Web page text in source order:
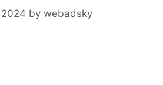
by webadsky